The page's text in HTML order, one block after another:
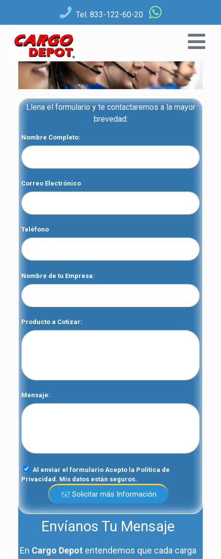
Tel. 833-122-60-20
Envíanos Tu Mensaje
En Cargo Depot entendemos que cada carga
Llena el formulario y te contactaremos a la mayor
brevedad:
Nombre Completo:
Correo Electrónico
Teléfono
Nombre de tu Empresa:
Producto a Cotizar:
Mensaje:
Al enviar el formulario Acepto la Política de
Privacidad. Mis datos están seguros.
🖅 Solicitar más Información